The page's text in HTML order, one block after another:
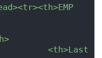
<th>Last